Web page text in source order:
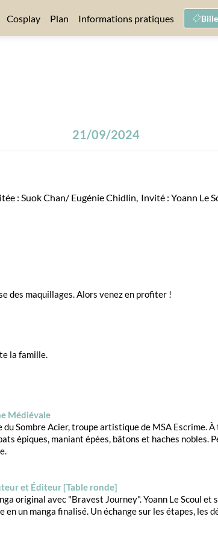
Cosplay Plan Informations pratiques
21/09/2024
: Suok Chan/ Eugénie Chidlin Invité : Yoann Le
des maquillages. Alors venez en profiter !
la famille.
Médiévale
Sombre Acier, troupe artistique de MSA Escrime.
épiques, maniant épées, bâtons et haches
et Éditeur [Table ronde]
original avec "Bravest Journey". Yoann Le Scoul
un manga finalisé. Un échange sur les étapes, les